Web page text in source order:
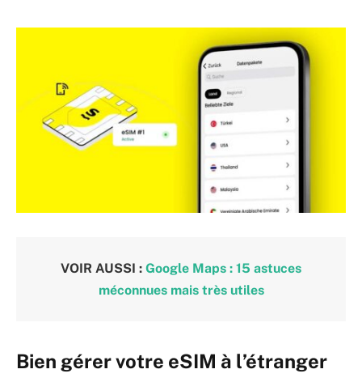
VOIR AUSSI : Google Maps : 15 astuces
méconnues mais très utiles
Bien gérer votre eSIM à l’étranger